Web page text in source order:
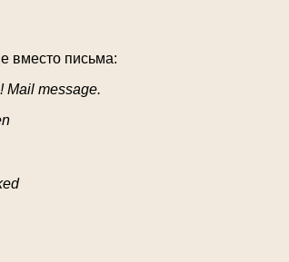
вместо письма:
Mail message.